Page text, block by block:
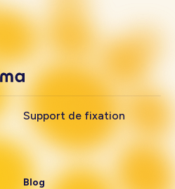
Support de fixation
Blog